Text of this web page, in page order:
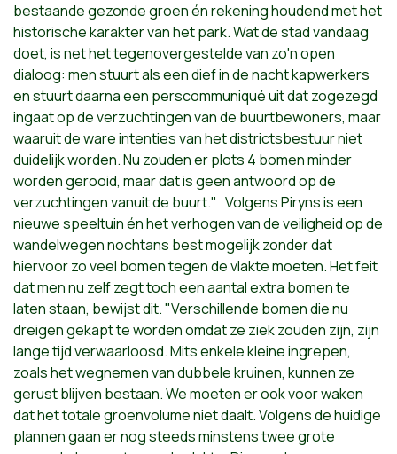
bestaande gezonde groen én rekening houdend met het
historische karakter van het park. Wat de stad vandaag
doet, is net het tegenovergestelde van zo'n open
dialoog: men stuurt als een dief in de nacht kapwerkers
en stuurt daarna een perscommuniqué uit dat zogezegd
ingaat op de verzuchtingen van de buurtbewoners, maar
waaruit de ware intenties van het districtsbestuur niet
duidelijk worden. Nu zouden er plots 4 bomen minder
worden gerooid, maar dat is geen antwoord op de
verzuchtingen vanuit de buurt." Volgens Piryns is een
nieuwe speeltuin én het verhogen van de veiligheid op de
wandelwegen nochtans best mogelijk zonder dat
hiervoor zo veel bomen tegen de vlakte moeten. Het feit
dat men nu zelf zegt toch een aantal extra bomen te
laten staan, bewijst dit. "Verschillende bomen die nu
dreigen gekapt te worden omdat ze ziek zouden zijn, zijn
lange tijd verwaarloosd. Mits enkele kleine ingrepen,
zoals het wegnemen van dubbele kruinen, kunnen ze
gerust blijven bestaan. We moeten er ook voor waken
dat het totale groenvolume niet daalt. Volgens de huidige
plannen gaan er nog steeds minstens twee grote